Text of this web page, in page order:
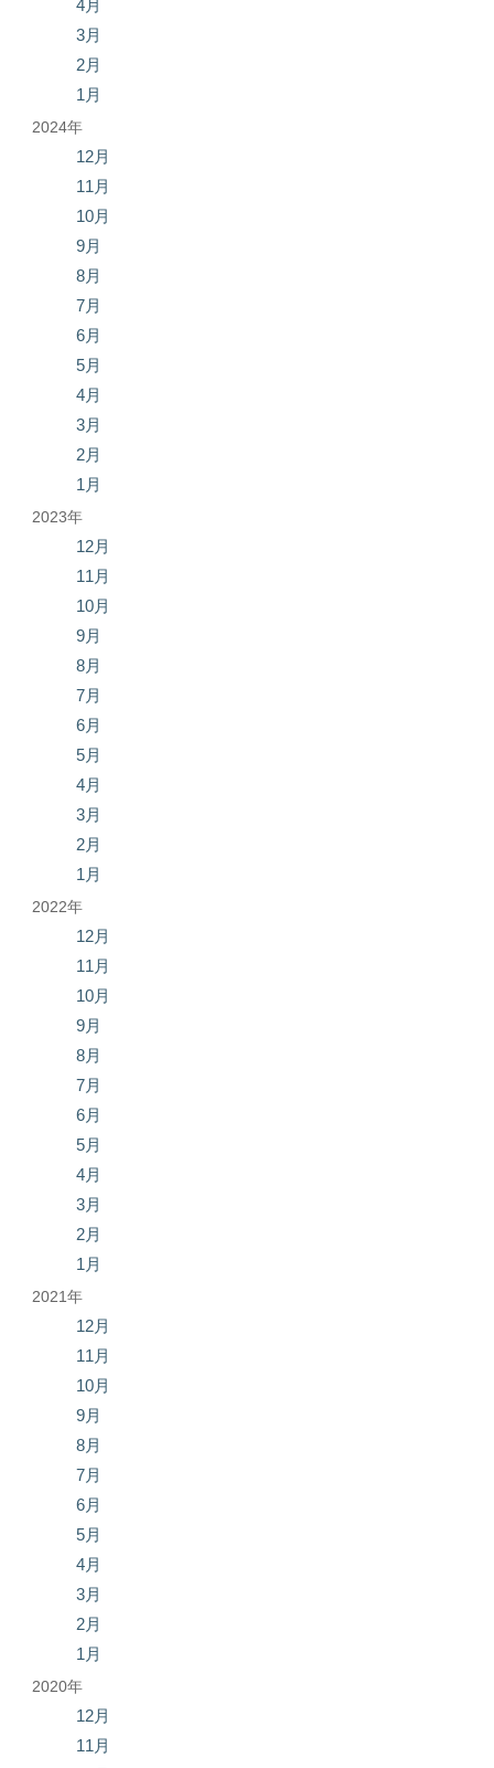
4月
3月
2月
1月
2024年
12月
11月
10月
9月
8月
7月
6月
5月
4月
3月
2月
1月
2023年
12月
11月
10月
9月
8月
7月
6月
5月
4月
3月
2月
1月
2022年
12月
11月
10月
9月
8月
7月
6月
5月
4月
3月
2月
1月
2021年
12月
11月
10月
9月
8月
7月
6月
5月
4月
3月
2月
1月
2020年
12月
11月